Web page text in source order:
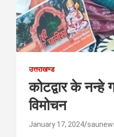
उत्तराखण्ड
कोटद्वार के
विमोचन
January 17, 2024